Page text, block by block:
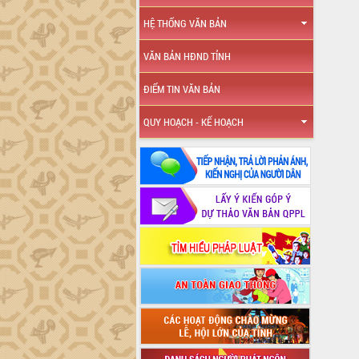
HỆ THỐNG VĂN BẢN
VĂN BẢN HĐND TỈNH
ĐIỂM TIN VĂN BẢN
QUY HOẠCH - KẾ HOẠCH